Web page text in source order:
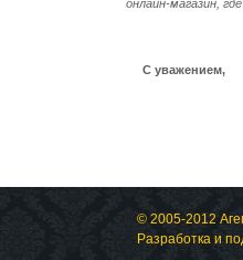
онлайн-магазин,
С уважением,
© 2005-2012
Разработка и